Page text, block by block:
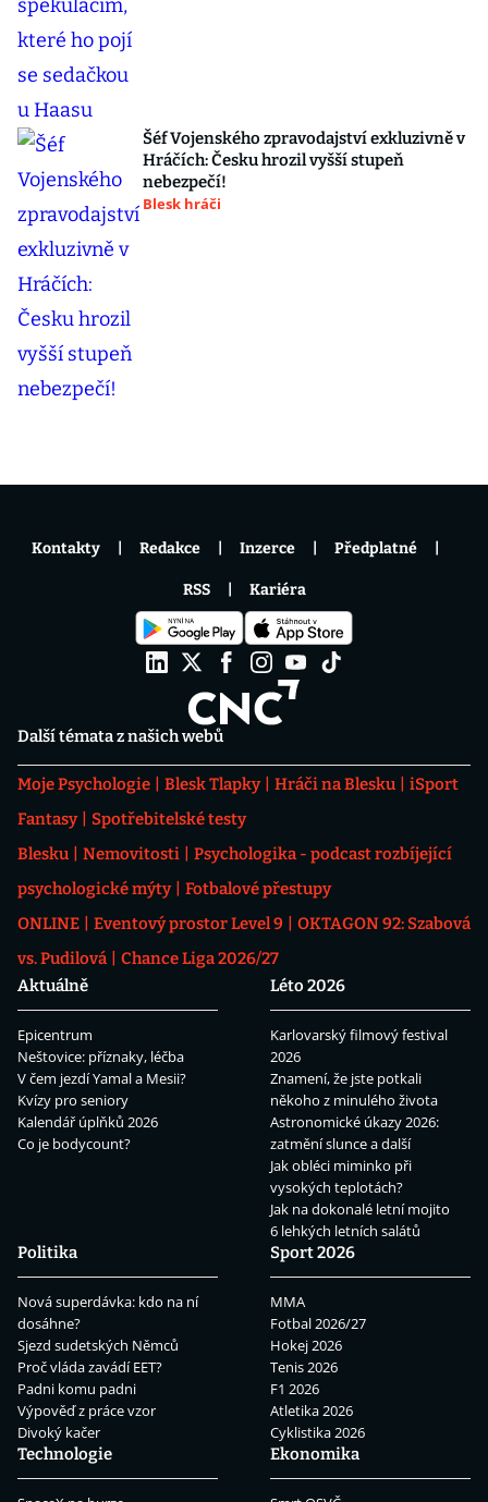
Šéf Vojenského zpravodajství exkluzivně v
Hráčích: Česku hrozil vyšší stupeň
nebezpečí!
Blesk hráči
Další témata z našich webů
Moje Psychologie Blesk Tlapky Hráči na Blesku
iSport
Fantasy
Spotřebitelské testy
Blesku
Nemovitosti
Psychologika - podcast rozbíjející
psychologické mýty
Fotbalové přestupy
ONLINE
Eventový prostor Level 9
OKTAGON 92: Szabová
vs. Pudilová
Chance Liga 2026/27
Aktuálně
Epicentrum
Neštovice: příznaky, léčba
V čem jezdí Yamal a Mesii?
Kvízy pro seniory
Kalendář úplňků 2026
Co je bodycount?
Léto 2026
Karlovarský filmový festival
2026
Znamení, že jste potkali
někoho z minulého života
Astronomické úkazy 2026:
zatmění slunce a další
Jak obléci miminko při
vysokých teplotách?
Jak na dokonalé letní mojito
6 lehkých letních salátů
Politika
Nová superdávka: kdo na ní
dosáhne?
Sjezd sudetských Němců
Proč vláda zavádí EET?
Padni komu padni
Výpověď z práce vzor
Divoký kačer
Sport 2026
MMA
Fotbal 2026/27
Hokej 2026
Tenis 2026
F1 2026
Atletika 2026
Cyklistika 2026
Technologie
Ekonomika
Kontakty Redakce Inzerce Předplatné
RSS Kariéra